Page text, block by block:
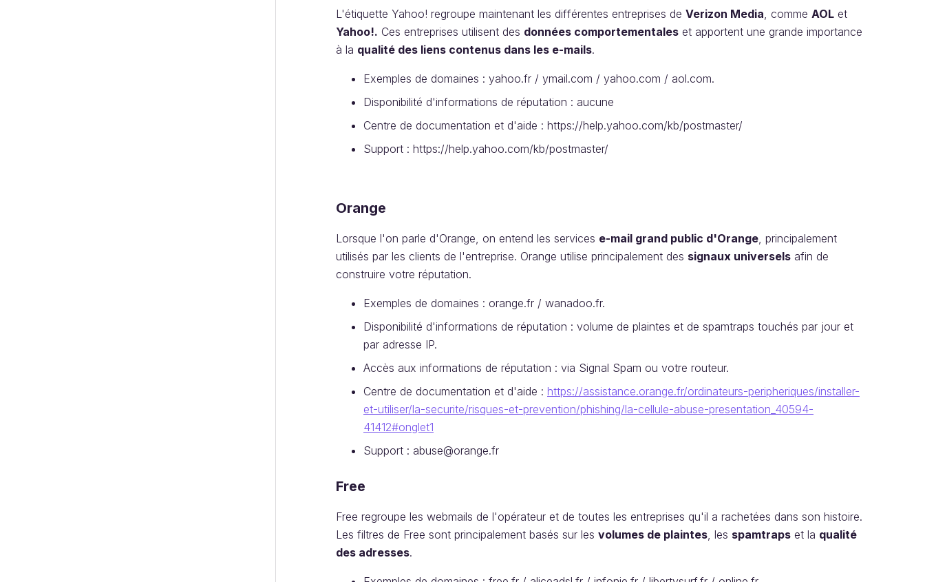
L'étiquette Yahoo! regroupe maintenant les différentes entreprises de Verizon Media, comme AOL et
Yahoo!. Ces entreprises utilisent des données comportementales et apportent une grande importance
à la qualité des liens contenus dans les e-mails.
Exemples de domaines : yahoo.fr / ymail.com / yahoo.com / aol.com.
Disponibilité d'informations de réputation : aucune
Centre de documentation et d'aide : https://help.yahoo.com/kb/postmaster/
Support : https://help.yahoo.com/kb/postmaster/
Orange
Lorsque l'on parle d'Orange, on entend les services e-mail grand public d'Orange, principalement
utilisés par les clients de l'entreprise. Orange utilise principalement des signaux universels afin de
construire votre réputation.
Exemples de domaines : orange.fr / wanadoo.fr.
Disponibilité d'informations de réputation : volume de plaintes et de spamtraps touchés par jour et
par adresse IP.
Accès aux informations de réputation : via Signal Spam ou votre routeur.
Centre de documentation et d'aide : https://assistance.orange.fr/ordinateurs-peripheriques/installer-
et-utiliser/la-securite/risques-et-prevention/phishing/la-cellule-abuse-presentation_40594-
41412#onglet1
Support : abuse@orange.fr
Free
Free regroupe les webmails de l'opérateur et de toutes les entreprises qu'il a rachetées dans son histoire.
Les filtres de Free sont principalement basés sur les volumes de plaintes, les spamtraps et la qualité
des adresses.